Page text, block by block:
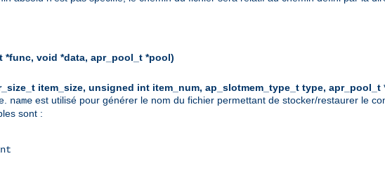
*func, void *data, apr_pool_t *pool)
item_size, unsigned int item_num, ap_slotmem_type_t type, apr_pool_t
name est utilisé pour générer le nom du fichier permettant de stocker/restaurer le
sont :